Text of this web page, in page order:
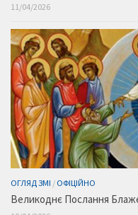
11/04/2026
ОГЛЯД ЗМІ / ОФІЦІЙНО
Великоднє Послання